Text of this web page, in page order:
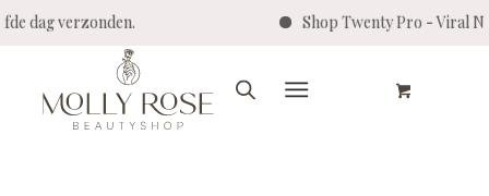
dag verzonden. Shop Twenty Pro -